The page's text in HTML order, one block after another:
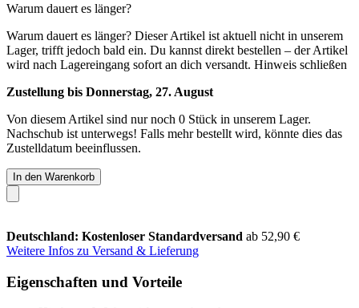
Warum dauert es länger?
Warum dauert es länger? Dieser Artikel ist aktuell nicht in unserem
Lager, trifft jedoch bald ein. Du kannst direkt bestellen – der Artikel
wird nach Lagereingang sofort an dich versandt. Hinweis schließen
Zustellung bis Donnerstag, 27. August
Von diesem Artikel sind nur noch 0 Stück in unserem Lager.
Nachschub ist unterwegs! Falls mehr bestellt wird, könnte dies das
Zustelldatum beeinflussen.
In den Warenkorb
Deutschland: Kostenloser Standardversand ab 52,90 €
Weitere Infos zu Versand & Lieferung
Eigenschaften und Vorteile